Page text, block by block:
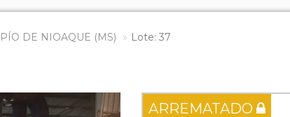
DE NIOAQUE (MS) Lote: 37
Next ARREMATADO